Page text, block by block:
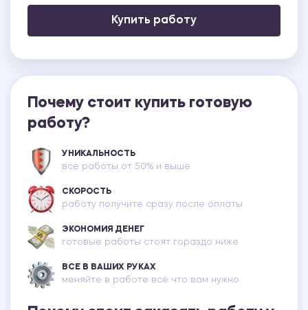
Купить работу
Почему стоит купить готовую
работу?
УНИКАЛЬНОСТЬ
все работы от 50% и выше
СКОРОСТЬ
работу получите сразу после оплаты
ЭКОНОМИЯ ДЕНЕГ
готовые работы стоят гораздо ниже
ВСЕ В ВАШИХ РУКАХ
меняйте в работе всё что вам нужно